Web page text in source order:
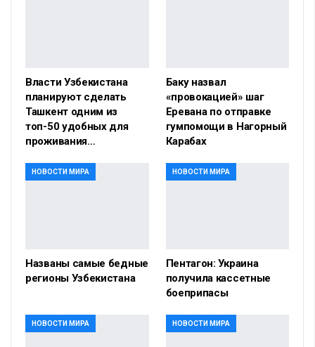
Власти Узбекистана
планируют сделать
Ташкент одним из
топ-50 удобных для
проживания…
Баку назвал
«провокацией» шаг
Еревана по отправке
гумпомощи в Нагорный
Карабах
НОВОСТИ МИРА
Названы самые бедные
регионы Узбекистана
НОВОСТИ МИРА
Пентагон: Украина
получила кассетные
боеприпасы
НОВОСТИ МИРА НОВОСТИ МИРА